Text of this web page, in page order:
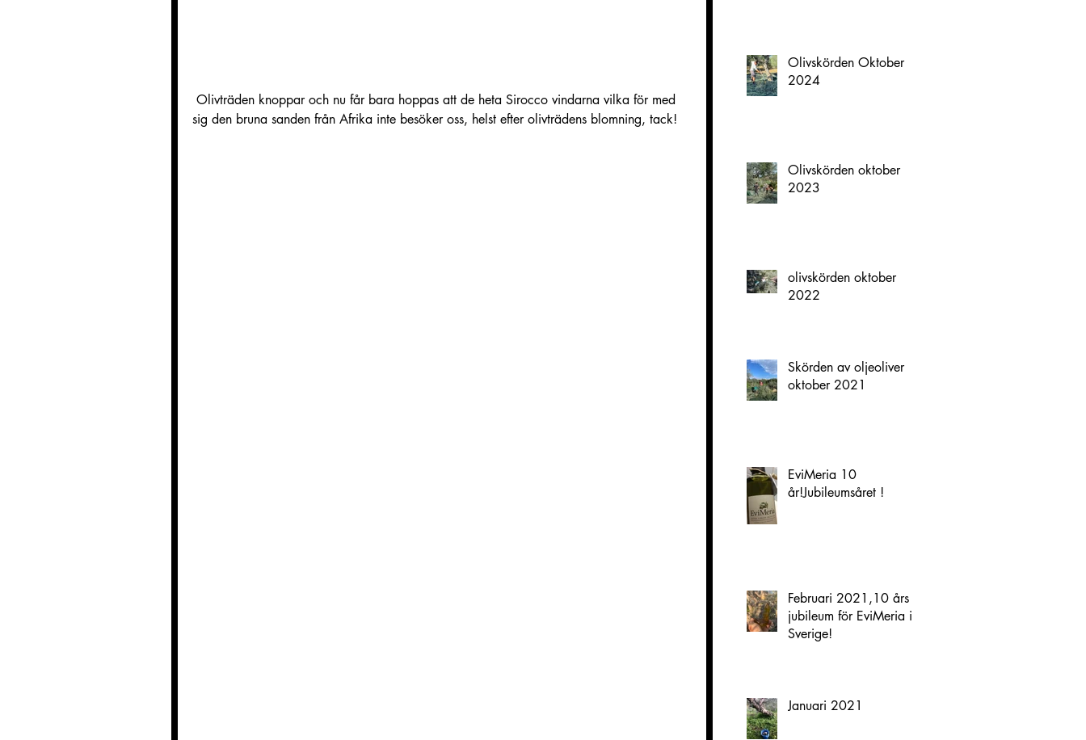
sig den bruna sanden från Afrika inte besöker oss, helst efter olivträdens blomning, tack!
Olivskörden Oktober
2024
Olivskörden oktober
2023
olivskörden oktober
2022
Skörden av oljeoliver
oktober 2021
EviMeria 10
år!Jubileumsåret !
Februari 2021,10 års
jubileum för EviMeria i
Sverige!
Januari 2021